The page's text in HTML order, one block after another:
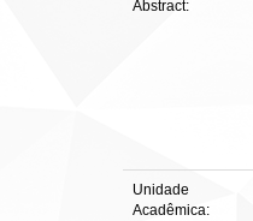
Abstract:
Unidade
Acadêmica: